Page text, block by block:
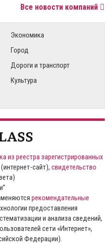
Все новости компаний
Экономика
Город
Дороги и транспорт
Культура
из реестра зарегистрированных
сайт), свидетельство
рекомендательные
предоставления
и анализа сведений,
сети «Интернет»,
Федерации).